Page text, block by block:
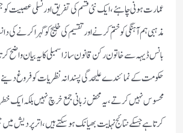
عمارت ہونی چاہئے،ایک نئی قسم کی تفریق اور نسلی عصبیت
مذہبی ہم آہنگی کو ختم کرنے اور تقسیم کی خلیج کو گہرا کرنے
بانس ڈیہہ سے خاتون رکن قانون ساز اسمبلی کا یہ بیان واضح
حکومت کے نمائندے علیحدگی پسندانہ نظریات کو فروغ دینے
محسوس نہیں کرتے،یہ محض زبانی جمع خرچ نہیں بلکہ ایک
کرتاہے جسکے نتائج نہایت بھیانک ہوسکتے ہیں،اتر پردیش